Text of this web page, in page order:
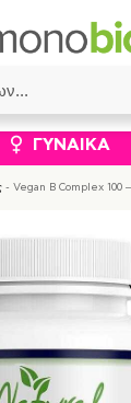
ΓΥΝΑΊΚΑ
- Vegan B Complex 100